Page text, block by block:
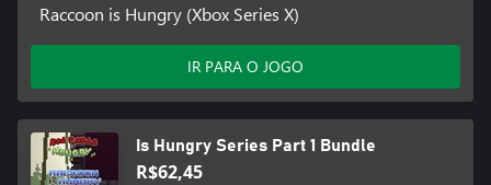
Raccoon is Hungry (Xbox Series X)
IR PARA O JOGO
Is Hungry Series Part 1 Bundle
R$62,45